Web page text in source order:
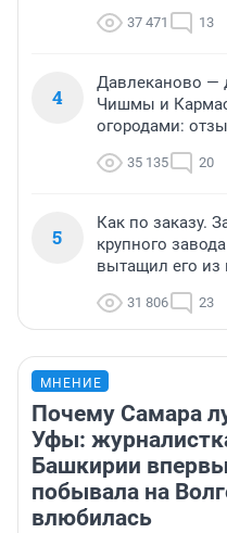
37 471 13
4
Давлеканово —
Чишмы и
огородами:
35 135 20
5
Как по заказу.
крупного
вытащил его из
31 806 23
МНЕНИЕ
Почему Самара
Уфы:
Башкирии
побывала на
влюбилась